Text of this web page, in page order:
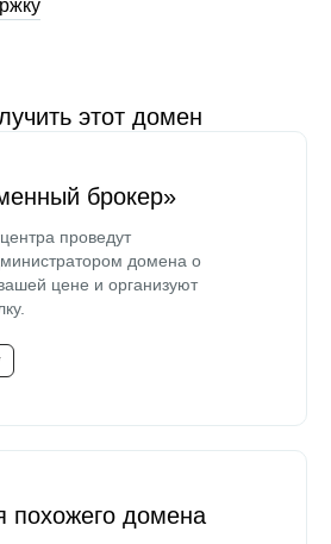
этот домен
брокер»
проведут
домена о
цене и организуют
похожего домена